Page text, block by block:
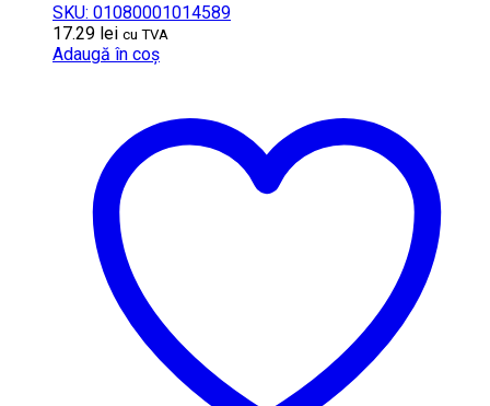
SKU: 01080001014589
17.29 lei cu TVA
Adaugă în coș